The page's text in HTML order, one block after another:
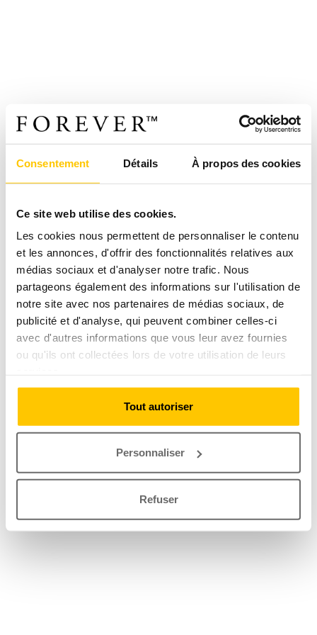
Consentement Détails À propos des cookies
Ce site web utilise des cookies.
Les cookies nous permettent de personnaliser le contenu
et les annonces, d'offrir des fonctionnalités relatives aux
médias sociaux et d'analyser notre trafic. Nous
partageons également des informations sur l'utilisation de
notre site avec nos partenaires de médias sociaux, de
publicité et d'analyse, qui peuvent combiner celles-ci
avec d'autres informations que vous leur avez fournies
ou qu'ils ont collectées lors de votre utilisation de leurs
Tout autoriser
Personnaliser
Refuser